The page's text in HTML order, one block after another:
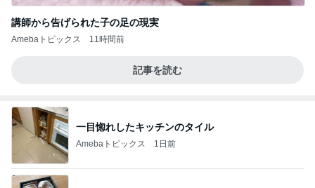
講師から告げられた子の足の現実
Amebaトピックス 11時間前
記事を読む
一目惚れしたキッチンのタイル
Amebaトピックス 1日前